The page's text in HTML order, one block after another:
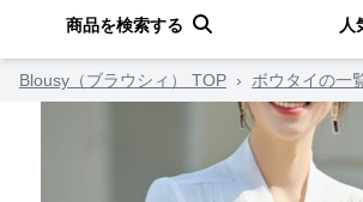
商品を検索する 人
Blousy（ブラウシィ） TOP › ボウタイの一